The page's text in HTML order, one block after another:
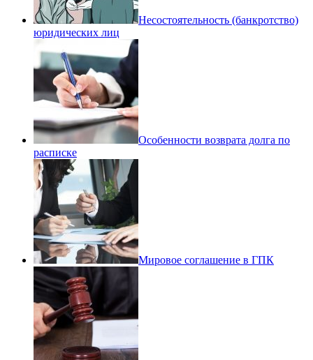
Несостоятельность (банкротство)
юридических лиц
Особенности возврата долга по
расписке
Мировое соглашение в ГПК